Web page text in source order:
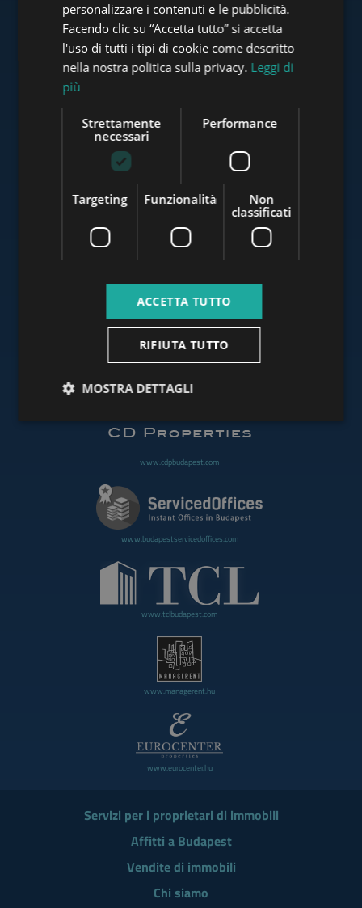
www.towerassistance.com
www.towerconsulting.hu
www.budapestluxuryapartments.hu
www.budapestoffices.net
www.budapestpropertysellers.com
www.cdpbudapest.com
www.budapestservicedoffices.com
www.tclbudapest.com
www.managerent.hu
www.eurocenter.hu
Servizi per i proprietari di immobili
Affitti a Budapest
Vendite di immobili
Chi siamo
FRENCH
ITALIAN
SPANISH
ARABIC
personalizzare i contenuti e le pubblicità.
Facendo clic su “Accetta tutto” si accetta
l'uso di tutti i tipi di cookie come descritto
nella nostra politica sulla privacy. Leggi di
più
Strettamente
necessari
Performance
Targeting Funzionalità
Non
classificati
ACCETTA TUTTO
RIFIUTA TUTTO
MOSTRA DETTAGLI